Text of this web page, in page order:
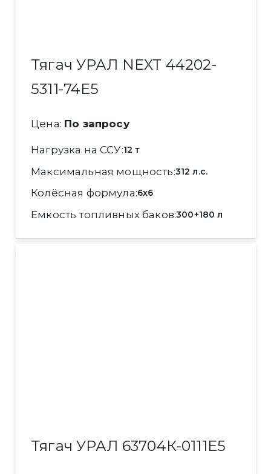
Тягач УРАЛ NEXT 44202-
5311-74Е5
Цена: По запросу
Нагрузка на ССУ 12 т
Максимальная мощность 312 л.с.
Колёсная формула 6x6
Емкость топливных баков 300+180 л
Тягач УРАЛ 63704К-0111Е5